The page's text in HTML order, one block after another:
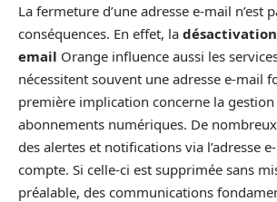
La fermeture d’une adresse e-mail n’est
conséquences. En effet, la
email Orange influence aussi les
nécessitent souvent une adresse e-mail
première implication concerne la gestion
abonnements numériques. De
des alertes et notifications via l’adresse
compte. Si celle-ci est supprimée sans
préalable, des communications